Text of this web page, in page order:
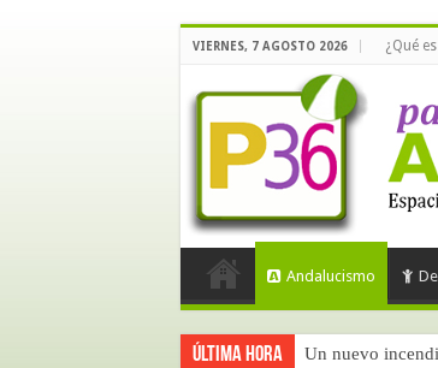
VIERNES, 7 AGOSTO 2026 ¿Qué
Andalucismo
Última hora Un nuevo
Calidad